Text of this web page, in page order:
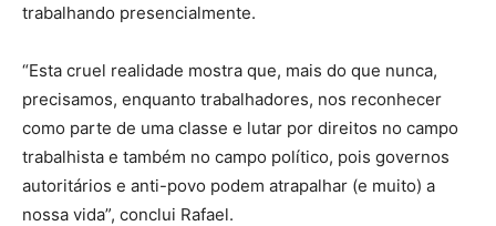
trabalhando presencialmente.
“Esta cruel realidade mostra que, mais do que nunca,
precisamos, enquanto trabalhadores, nos reconhecer
como parte de uma classe e lutar por direitos no campo
trabalhista e também no campo político, pois governos
autoritários e anti-povo podem atrapalhar (e muito) a
nossa vida”, conclui Rafael.